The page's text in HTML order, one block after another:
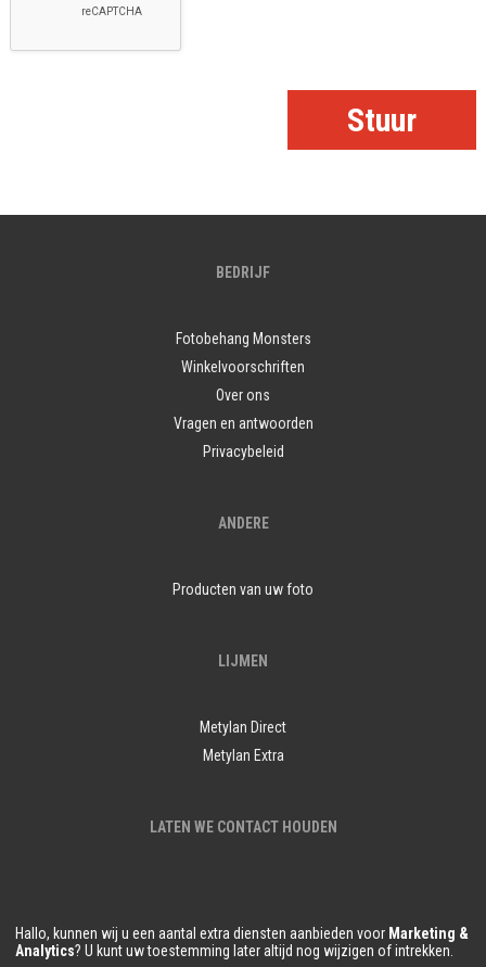
BEDRIJF
Fotobehang Monsters
Winkelvoorschriften
Over ons
Vragen en antwoorden
Privacybeleid
ANDERE
Producten van uw foto
LIJMEN
Metylan Direct
Metylan Extra
LATEN WE CONTACT HOUDEN
Hallo, kunnen wij u een aantal extra diensten aanbieden voor Marketing &
Analytics? U kunt uw toestemming later altijd nog wijzigen of intrekken.